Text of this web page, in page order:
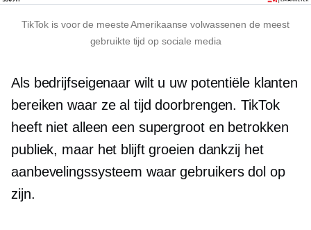
TikTok is voor de meeste Amerikaanse volwassenen de meest
gebruikte tijd op sociale media
Als bedrijfseigenaar wilt u uw potentiële klanten
bereiken waar ze al tijd doorbrengen. TikTok
heeft niet alleen een supergroot en betrokken
publiek, maar het blijft groeien dankzij het
aanbevelingssysteem waar gebruikers dol op
zijn.